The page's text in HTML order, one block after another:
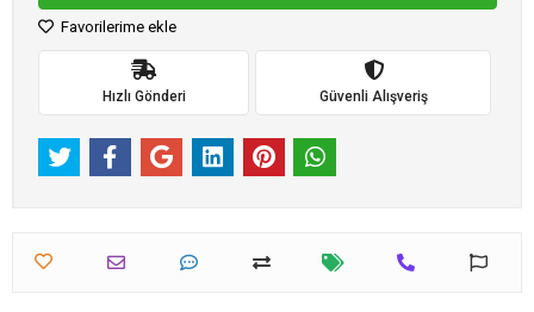
Favorilerime ekle
Hızlı Gönderi Güvenli Alışveriş